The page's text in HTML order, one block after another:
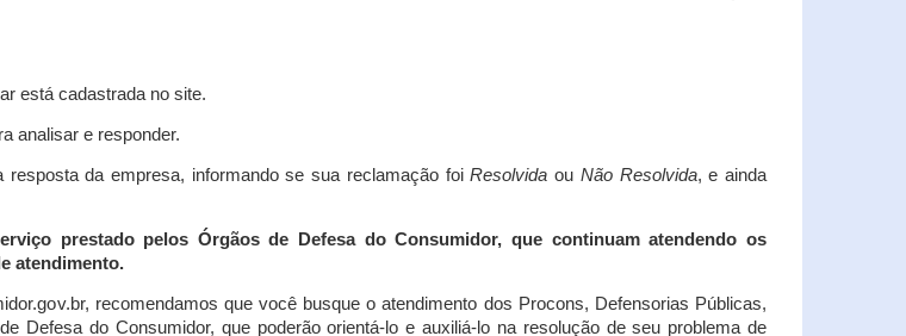
está cadastrada no site.
analisar e responder.
da empresa, informando se sua reclamação foiResolvida ou Não Resolvida, e ainda
prestado pelos Órgãos de Defesa do Consumidor, que continuam atendendo os
atendimento.
recomendamos que você busque o atendimento dos Procons, Defensorias Públicas,
Defesa do Consumidor, que poderão orientá-lo e auxiliá-lo na resolução de seu problema de